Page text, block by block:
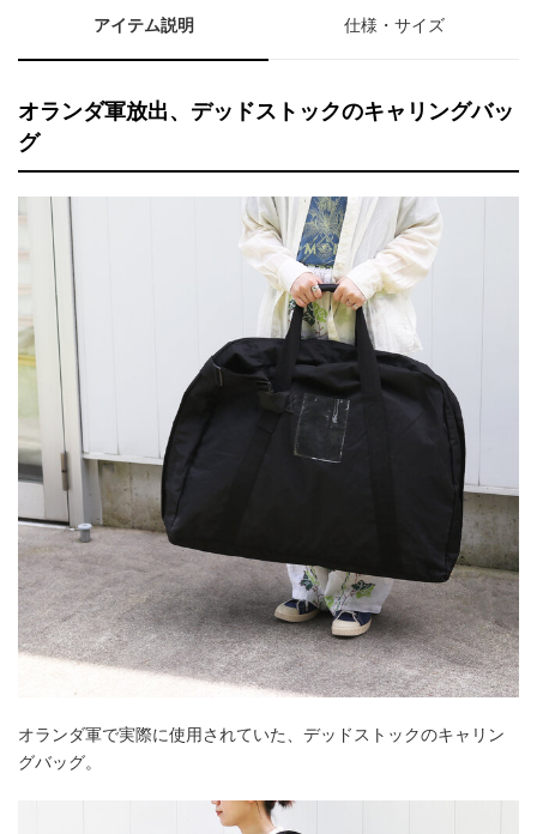
アイテム説明 仕様・サイズ
オランダ軍放出、デッドストックのキャリングバッ
グ
オランダ軍で実際に使用されていた、デッドストックのキャリン
グバッグ。